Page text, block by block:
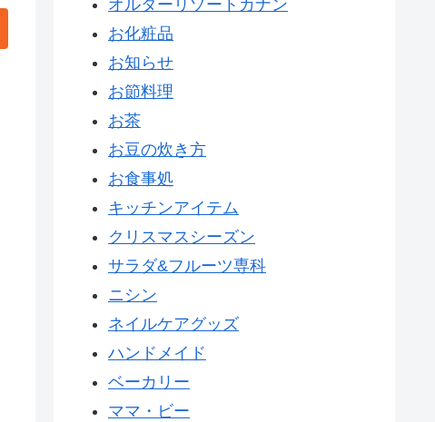
オルターリゾートカナン
お化粧品
お知らせ
お節料理
お茶
お豆の炊き方
お食事処
キッチンアイテム
クリスマスシーズン
サラダ&フルーツ専科
ニシン
ネイルケアグッズ
ハンドメイド
ベーカリー
ママ・ビー